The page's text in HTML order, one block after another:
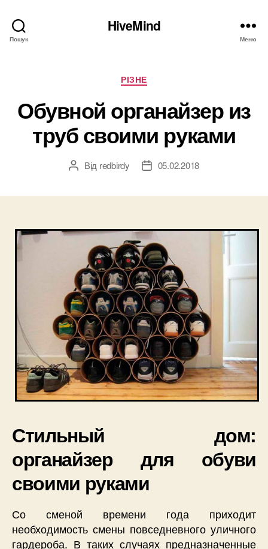
Пошук
HiveMind
Меню
Категорії
РІЗНЕ
Обувной органайзер из
труб своими руками
Автор
Від redbirdy
Дата05.02.2018
Стильный дом:
органайзер для обуви
своими руками
Со сменой времени года приходит
необходимость смены повседневного уличного
гардероба. В таких случаях предназначенные